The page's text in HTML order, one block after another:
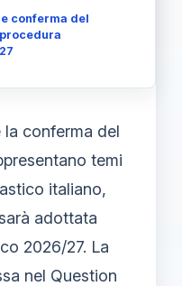
conferma del
conferma del
temi
italiano,
adottata
2026/27. La
nel Question